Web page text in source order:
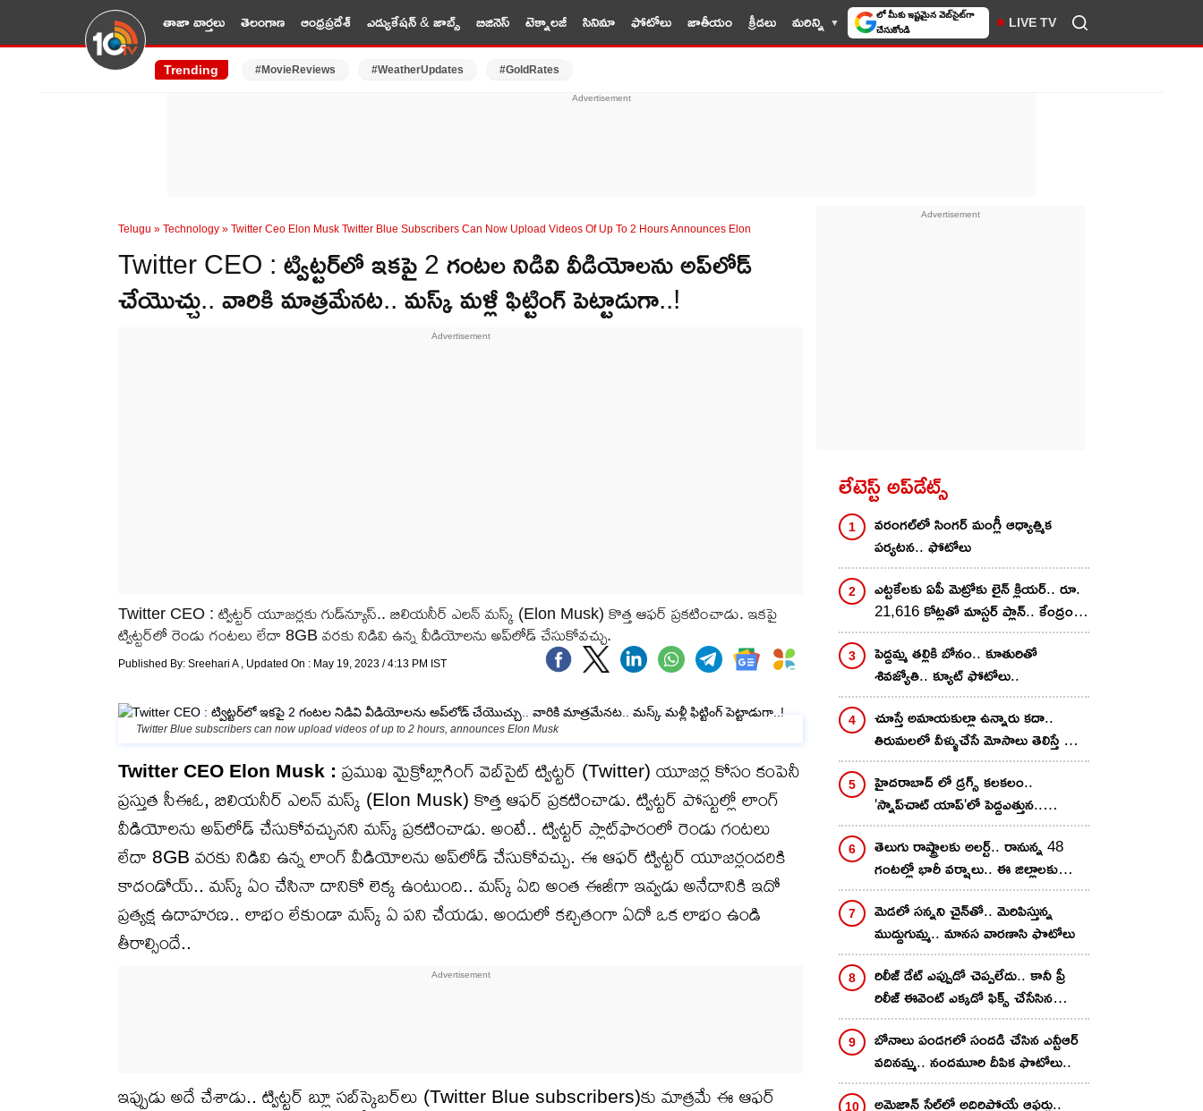
తాజా వార్తలు తెలంగాణ ఆంధ్రప్రదేశ్ ఎడ్యుకేషన్ & జాబ్స్ బిజినెస్ టెక్నాలజీ సినిమా ఫోటోలు జాతీయం క్రీడలు మరిన్ని 10TV సెలెక్ట్ చేసుకోండి LIVE TV
Trending #MovieReviews #WeatherUpdates #GoldRates
Telugu » Technology » Twitter Ceo Elon Musk Twitter Blue Subscribers Can Now Upload Videos Of Up To 2 Hours Announces Elon
Twitter CEO : ట్విట్టర్‌‌లో ఇకపై 2 గంటల నిడివి వీడియోలను అప్‌లోడ్
చేయొచ్చు.. వారికి మాత్రమేనట.. మస్క్ మళ్లీ ఫిట్టింగ్ పెట్టాడుగా..!
Twitter CEO : ట్విట్టర్ యూజర్లకు గుడ్‌న్యూస్.. బిలియనీర్ ఎలన్ మస్క్ (Elon Musk) కొత్త ఆఫర్ ప్రకటించాడు. ఇకపై
ట్విట్టర్‌‌లో రెండు గంటలు లేదా 8GB వరకు నిడివి ఉన్న వీడియోలను అప్‌లోడ్ చేసుకోవచ్చు.
Published By: Sreehari A , Updated On : May 19, 2023 / 4:13 PM IST
Twitter Blue subscribers can now upload videos of up to 2 hours, announces Elon Musk
Twitter CEO Elon Musk : ప్రముఖ మైక్రోబ్లాగింగ్ వెబ్‌సైట్ ట్విట్టర్ (Twitter) యూజర్ల కోసం కంపెనీ
ప్రస్తుత సీఈఓ, బిలియనీర్ ఎలన్ మస్క్ (Elon Musk) కొత్త ఆఫర్ ప్రకటించాడు. ట్విట్టర్ పోస్టుల్లో లాంగ్
వీడియోలను అప్‌లోడ్ చేసుకోవచ్చునని మస్క్ ప్రకటించాడు. అంటే.. ట్విట్టర్ ప్లాట్‌ఫారంలో రెండు గంటలు
లేదా 8GB వరకు నిడివి ఉన్న లాంగ్ వీడియోలను అప్‌లోడ్ చేసుకోవచ్చు. ఈ ఆఫర్ ట్విట్టర్ యూజర్లందరికి
కాదండోయ్.. మస్క్ ఏం చేసినా దానికో లెక్క ఉంటుంది.. మస్క్ ఏది అంత ఈజీగా ఇవ్వడు అనేదానికి ఇదో
ప్రత్యక్ష ఉదాహరణ.. లాభం లేకుండా మస్క్ ఏ పని చేయడు. అందులో కచ్చితంగా ఏదో ఒక లాభం ఉండి
తీరాల్సిందే..
ఇప్పుడు అదే చేశాడు.. ట్విట్టర్ బ్లూ సబ్‌స్క్రైబర్‌లు (Twitter Blue subscribers)కు మాత్రమే ఈ ఆఫర్
లేటెస్ట్ అప్‌డేట్స్
వ‌రంగ‌ల్‌లో సింగ‌ర్ మంగ్లీ ఆధ్యాత్మిక
ప‌ర్య‌ట‌న‌.. ఫోటోలు
ఎట్టకేలకు ఏపీ మెట్రోకు లైన్ క్లియర్.. రూ.
21,616 కోట్లతో మాస్టర్ ప్లాన్.. కేంద్రం
గ్రీన్ సిగ్నల్
పెద్దమ్మ తల్లికి బోనం.. కూతురితో
శివ‌జ్యోతి.. క్యూట్ ఫోటోలు..
చూస్తే అమాయకుల్లా ఉన్నారు కదా..
తిరుమలలో వీళ్ళుచేసే మోసాలు తెలిస్తే షాక్
అవుతారు! ఒక్కొక్కరూ..
హైదరాబాద్‌ లో డ్రగ్స్ కలకలం..
'స్నాప్‌చాట్‌ యాప్'లో పెద్దఎత్తున..
వెలుగులోకి విస్తుపోయే నిజాలు
తెలుగు రాష్ట్రాలకు అలర్ట్.. రానున్న 48
గంటల్లో భారీ వర్షాలు.. ఈ జిల్లాలకు
వాతావరణ శాఖ హెచ్చరికలు
మెడలో సన్నని చైన్‌తో.. మెరిపిస్తున్న
ముద్దుగుమ్మ.. మానస వారణాసి ఫొటోలు
రిలీజ్ డేట్ ఎప్పుడో చెప్పలేదు.. కానీ ప్రీ
రిలీజ్ ఈవెంట్ ఎక్కడో ఫిక్స్ చేసేసిన
హీరో..
బోనాలు పండగలో సందడి చేసిన ఎన్టీఆర్
వదినమ్మ.. నందమూరి దీపిక ఫొటోలు..
అమెజాన్ సేల్‌లో అదిరిపోయే ఆఫర్లు..